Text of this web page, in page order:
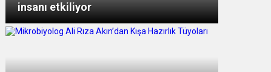
insanı etkiliyor